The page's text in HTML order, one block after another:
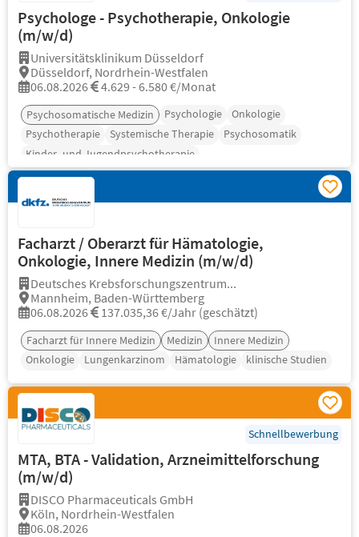
Psychologe - Psychotherapie, Onkologie
(m/w/d)
Universitätsklinikum Düsseldorf
Düsseldorf, Nordrhein-Westfalen
06.08.2026
4.629 - 6.580 €/Monat
Psychosomatische Medizin Psychologie
Onkologie
Psychotherapie
Systemische Therapie
Psychosomatik
Kinder- und Jugendpsychotherapie
Facharzt / Oberarzt für Hämatologie,
Onkologie, Innere Medizin (m/w/d)
Deutsches Krebsforschungszentrum...
Mannheim, Baden-Württemberg
06.08.2026
137.035,36 €/Jahr (geschätzt)
Facharzt für Innere Medizin Medizin
Innere Medizin
Onkologie
Lungenkarzinom Hämatologie klinische Studien
Schnellbewerbung
MTA, BTA - Validation, Arzneimittelforschung
(m/w/d)
DISCO Pharmaceuticals GmbH
Köln, Nordrhein-Westfalen
06.08.2026